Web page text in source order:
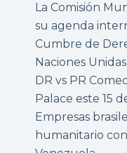
La Comisión
su agenda
Cumbre de
Naciones Unidas
DR vs PR
Palace este 15
Empresas
humanitario